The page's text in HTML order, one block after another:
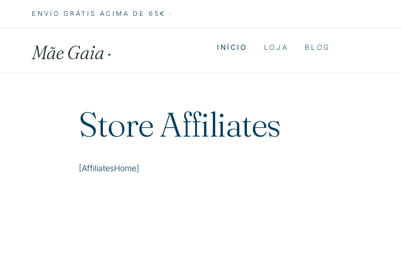
ENVIO GRÁTIS ACIMA DE 65€ ·
Mãe Gaia · INÍCIO LOJA BLOG
Store Affiliates
[AffiliatesHome]